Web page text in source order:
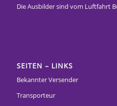
Die Ausbilder sind vom Luftfahrt
SEITEN – LINKS
Bekannter Versender
Transporteur